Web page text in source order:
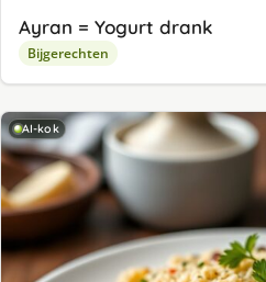
Ayran = Yogurt drank
Bijgerechten
AI-kok